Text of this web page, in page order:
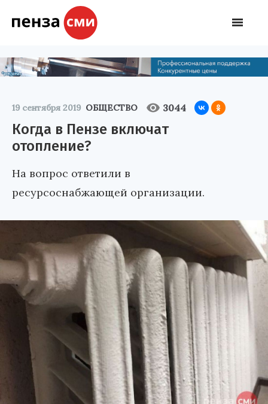
19 сентября 2019 ОБЩЕСТВО 3044
Когда в Пензе включат
отопление?
На вопрос ответили в
ресурсоснабжающей организации.